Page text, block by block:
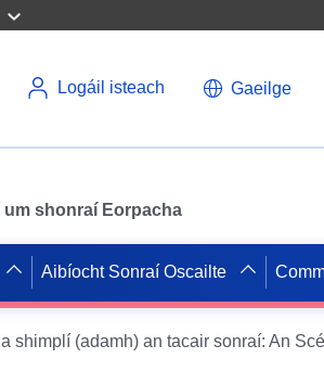
Logáil isteach Gaeilge
shonraí Eorpacha
Aibíocht Sonraí Oscailte